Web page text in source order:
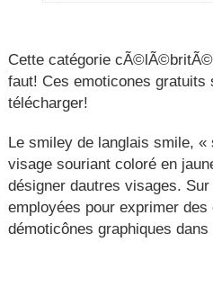
Cette catégorie
faut! Ces emoticones
télécharger!
Le smiley de langlais smile,
visage souriant coloré en
désigner dautres visages.
employées pour exprimer
démoticônes graphiques